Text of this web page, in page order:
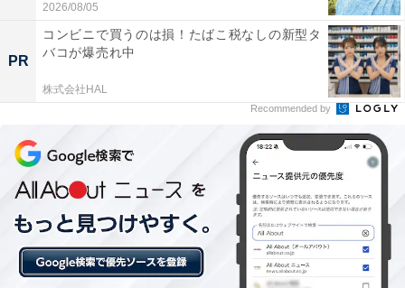
編集プロダクション出身のフリーランスエディター。編
集・執筆・校閲・SNS運用担当として月間120本以上の
コンテンツ制作に携わっています。得意なジャンルはラ
イフスタイル・金融・育児・エンタメ関連。
次ページ
5位までの全ランキング結果を見
2026/08/05
PR
コンビニで買うのは損！たばこ税なしの新型タ
バコが爆売れ中
株式会社HAL
Recommended by